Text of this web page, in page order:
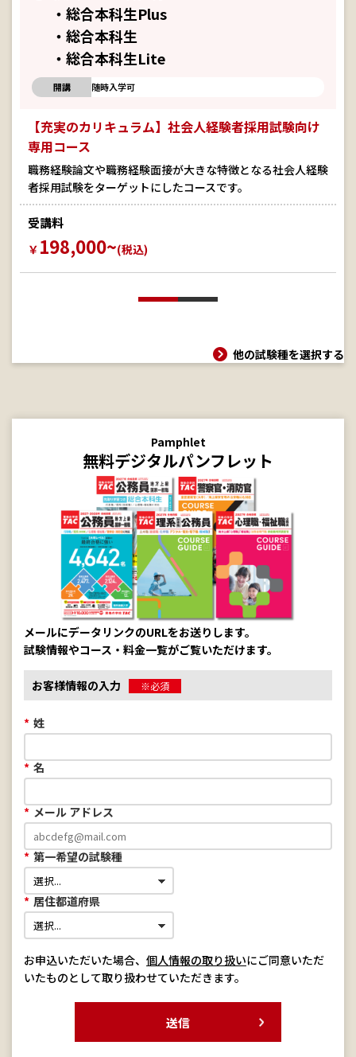
・総合本科生Plus
・総合本科生
・総合本科生Lite
開講 随時入学可
【充実のカリキュラム】社会人経験者採用試験向け
専用コース
職務経験論文や職務経験面接が大きな特徴となる社会人経験
者採用試験をターゲットにしたコースです。
受講料
￥ 198,000~(税込)
他の試験種を選択する
Pamphlet
無料デジタルパンフレット
メールにデータリンクのURLをお送りします。
試験情報やコース・料金一覧がご覧いただけます。
お客様情報の入力 ※必須
* 姓
* 名
* メール アドレス
* 第一希望の試験種
* 居住都道府県
送信
お申込いただいた場合、 個人情報の取り扱いにご同意いただ
いたものとして取り扱わせていただきます。